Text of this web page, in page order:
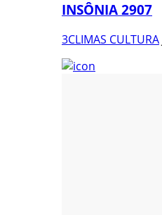
INSÔNIA 2907
3CLIMAS CULTURA